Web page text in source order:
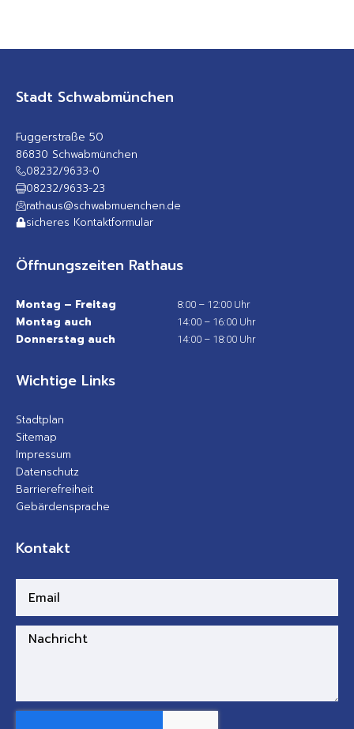
Stadt Schwabmünchen
Fuggerstraße 50
86830 Schwabmünchen
08232/9633-0
08232/9633-23
rathaus@schwabmuenchen.de
sicheres Kontaktformular
Öffnungszeiten Rathaus
Montag – Freitag 8:00 – 12:00 Uhr
Montag auch 14:00 – 16:00 Uhr
Donnerstag auch 14:00 – 18:00 Uhr
Wichtige Links
Stadtplan
Sitemap
Impressum
Datenschutz
Barrierefreiheit
Gebärdensprache
Kontakt